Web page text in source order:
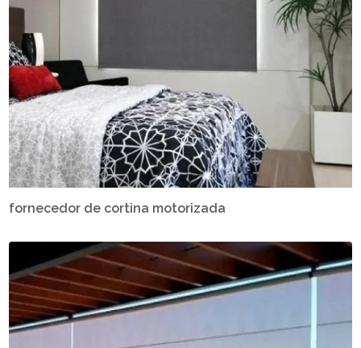
fornecedor de cortina motorizada